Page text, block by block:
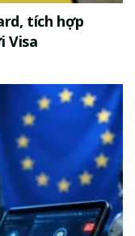
tích hợp
Visa